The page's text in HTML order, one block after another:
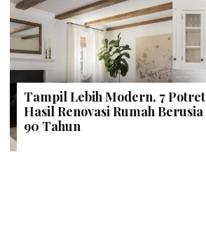
Tampil Lebih Modern, 7 Potret
Hasil Renovasi Rumah Berusia
90 Tahun